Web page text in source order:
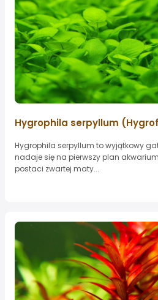
Hygrophila serpyllum
Hygrophila serpyllum to wyjątkowy
nadaje się na pierwszy plan
postaci zwartej maty...